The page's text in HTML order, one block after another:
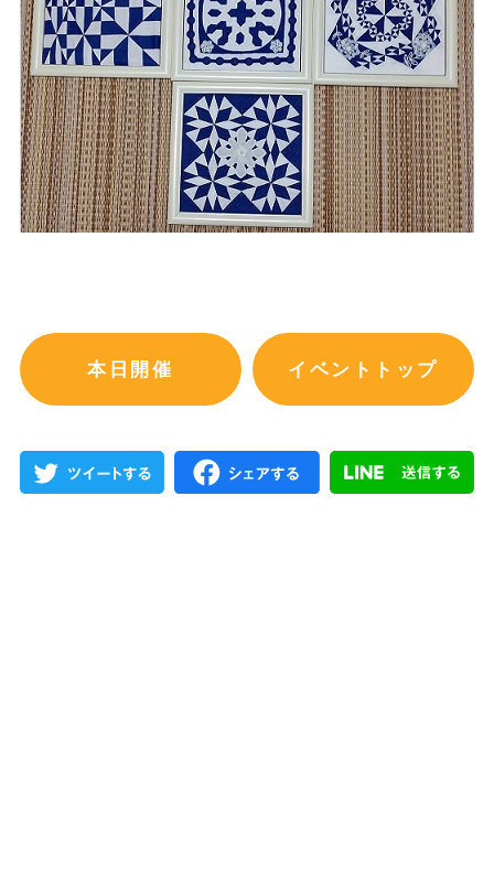
本日開催 イベントトップ